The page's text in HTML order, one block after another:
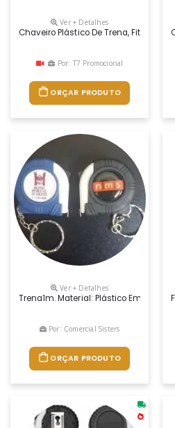
Ver + Detalhes
Chaveiro Plástico De Trena, Fita De
Por: T7 Promocional
ORÇAR PRODUTO
Ver + Detalhes
Trena1m. Material: Plástico
Por: Comercial Sisters
ORÇAR PRODUTO